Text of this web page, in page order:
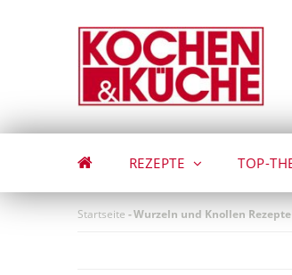
REZEPTE TOP-
Startseite -Wurzeln und Knollen Rezepte